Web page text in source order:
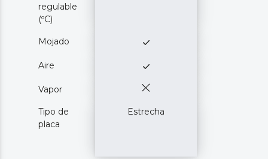
regulable
(ºC)
Mojado
Aire
Vapor
Tipo de
placa
Estrecha